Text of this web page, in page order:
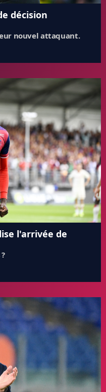
décision
nouvel attaquant.
l'arrivée de